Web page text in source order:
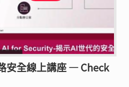
安全線上講座 — Check